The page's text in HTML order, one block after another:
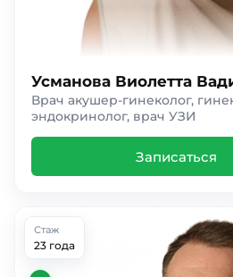
Усманова Виолетта
Врач акушер-гинеколог,
эндокринолог, врач УЗИ
Записаться
Стаж
23 года